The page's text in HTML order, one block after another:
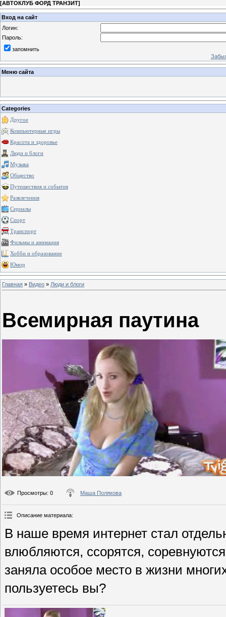
[АВТОКЛУБ ФОРД ТРАНЗИТ]
Вход на сайт
Логин:
Пароль:
запомнить
Меню сайта
Categories
Другое
Компьютерные игры
Красота и здоровье
Люди и блоги
Музыка
Общество
Путешествия и события
Развлечения
Сериалы
Спорт
Транспорт
Фильмы и анимация
Хобби и образование
Юмор
Главная » Видео » Люди и блоги
Всемирная паутина
Просмотры: 0 Маша Полякова
Описание материала:
В наше время интернет стал
влюбляются, ссорятся,
заняла особое место в жизни
пользуетесь вы?